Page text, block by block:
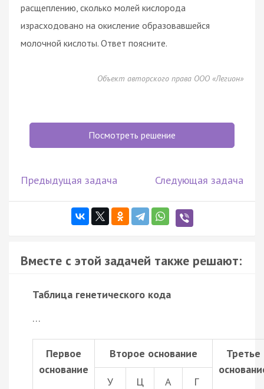
расщеплению, сколько молей кислорода
израсходовано на окисление образовавшейся
молочной кислоты. Ответ поясните.
Объект авторского права ООО «Легион»
Посмотреть решение
Предыдущая задача Следующая задача
Вместе с этой задачей также решают:
Таблица генетического кода
…
Первое
основание
Второе основание
Третье
У
Ц А Г